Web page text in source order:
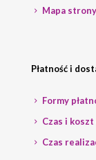
Mapa strony
Płatność i
Formy
Czas i
Czas